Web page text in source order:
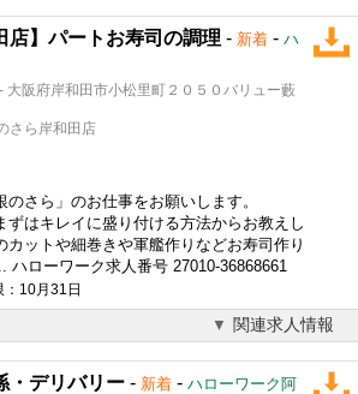
店】パートお寿司の調理 - 新着 - ハ
阪府岸和田市小松里町２０５０バリュー藪
さら岸和田店
さら」のお仕事をお願いします。
ずはキレイに盛り付ける方法からお教えし
カットや細巻きや軍艦作りなどお寿司作り
ハローワーク求人番号 27010-36868661
10月31日
関連求人情報
・デリバリー - 新着 - ハローワーク阿